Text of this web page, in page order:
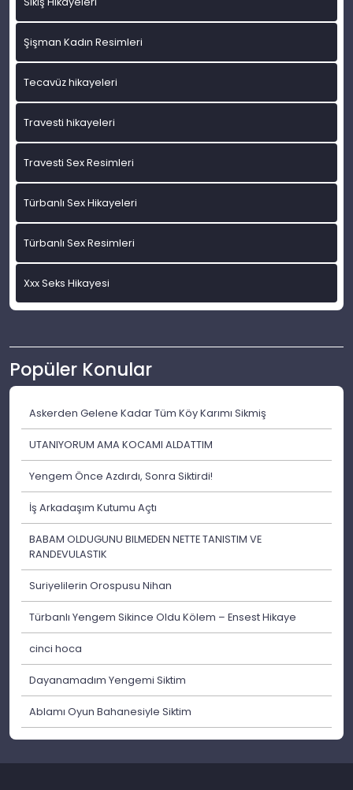
Şişman Kadın Resimleri
Tecavüz hikayeleri
Travesti hikayeleri
Travesti Sex Resimleri
Türbanlı Sex Hikayeleri
Türbanlı Sex Resimleri
Xxx Seks Hikayesi
Popüler Konular
Askerden Gelene Kadar Tüm Köy Karımı Sikmiş
UTANIYORUM AMA KOCAMI ALDATTIM
Yengem Önce Azdırdı, Sonra Siktirdi!
İş Arkadaşım Kutumu Açtı
BABAM OLDUGUNU BILMEDEN NETTE TANISTIM VE
RANDEVULASTIK
Suriyelilerin Orospusu Nihan
Türbanlı Yengem Sikince Oldu Kölem – Ensest Hikaye
cinci hoca
Dayanamadım Yengemi Siktim
Ablamı Oyun Bahanesiyle Siktim